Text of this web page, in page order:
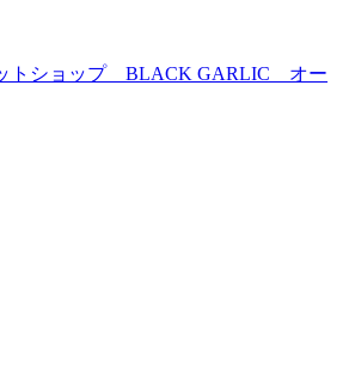
トショップ BLACK GARLIC オー